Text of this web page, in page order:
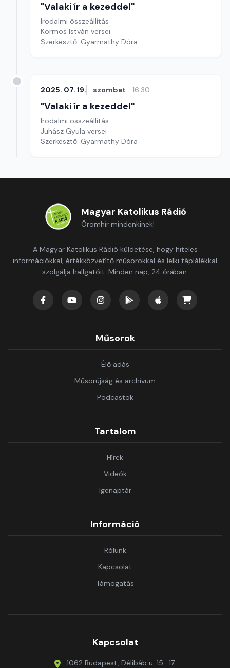
"Valaki ír a kezeddel"
Irodalmi összeállítás
Kormos István versei
Szerkesztő: Gyarmathy Dóra
2025. 07. 19. szombat 16:30
"Valaki ír a kezeddel"
Irodalmi összeállítás
Juhász Gyula versei
Szerkesztő: Gyarmathy Dóra
Magyar Katolikus Rádió
Örömhír mindenkinek!
A Magyar Katolikus Rádió küldetése, hogy hiteles
információkkal, értékközvetítő műsorokkal és lelki táplálékkal
szolgálja hallgatóit. Minden nap, 24 órában.
Műsorok
Élő adás
Műsorújság és archívum
Podcastok
Tartalom
Hírek
Videók
Igenaptár
Információ
Rólunk
Kapcsolat
Támogatás
Kapcsolat
1062 Budapest, Délibáb u. 15.-17.